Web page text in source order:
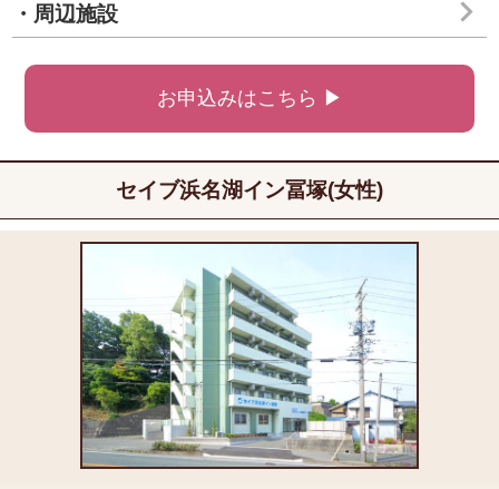
・周辺施設
お申込みはこちら ▶
セイブ浜名湖イン冨塚(女性)